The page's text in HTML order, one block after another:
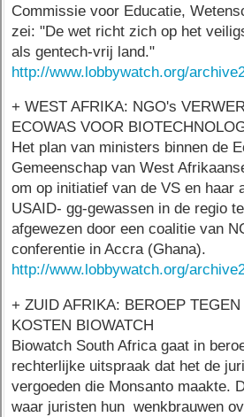
Commissie voor Educatie,
zei: "De wet richt zich op het
als gentech-vrij land."
http://www.lobbywatch.org/
+ WEST AFRIKA: NGO's
ECOWAS VOOR
Het plan van ministers binnen de
Gemeenschap van West
om op initiatief van de VS en haar
USAID- gg-gewassen in de regio
afgewezen door een coalitie van
conferentie in Accra (Ghana).
http://www.lobbywatch.org/
+ ZUID AFRIKA: BEROEP
KOSTEN BIOWATCH
Biowatch South Africa gaat in
rechterlijke uitspraak dat het de
vergoeden die Monsanto maakte.
waar juristen hun wenkbrauwen